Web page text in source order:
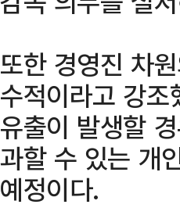
또한 경영진 차
수적이라고 강
유출이 발생할
과할 수 있는 개
예정이다.